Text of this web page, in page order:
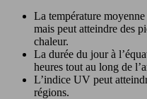
La température
mais peut atteindre des
chaleur.
La durée du jour à
heures tout au long de
L’indice UV peut
régions.